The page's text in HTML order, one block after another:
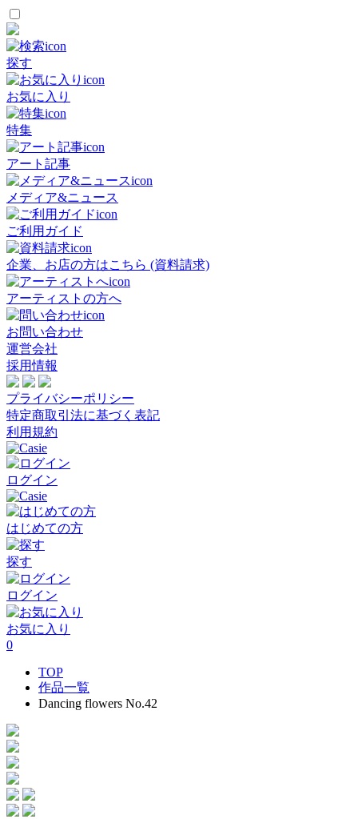
探す
お気に入り
特集
アート記事
メディア&ニュース
ご利用ガイド
企業、お店の方はこちら (資料請求)
アーティストの方へ
お問い合わせ
運営会社
採用情報
プライバシーポリシー
特定商取引法に基づく表記
利用規約
ログイン
はじめての方
探す
ログイン
お気に入り
0
TOP
作品一覧
Dancing flowers No.42